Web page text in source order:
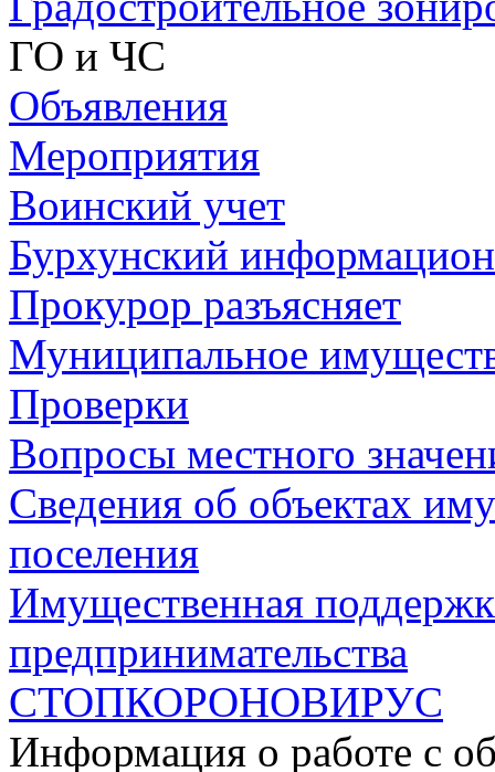
ГО и ЧС
Объявления
Мероприятия
Воинский учет
Бурхунский
Прокурор разъясняет
Муниципальное
Проверки
Вопросы местного
Сведения об объектах
поселения
Имущественная
предпринимательства
СТОПКОРОНОВИРУС
Информация о работе с